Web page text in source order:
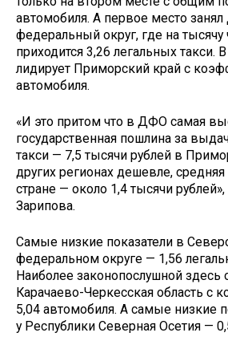
автомобиля. А первое место
федеральный округ, где на тысячу
приходится 3,26 легальных такси.
лидирует Приморский край с
автомобиля.
«И это притом что в ДФО самая
государственная пошлина за
такси — 7,5 тысячи рублей в
других регионах дешевле,
стране — около 1,4 тысячи
Зарипова.
Самые низкие показатели в
федеральном округе — 1,56
Наиболее законопослушной здесь
Карачаево-Черкесская область с
5,04 автомобиля. А самые низкие
у Республики Северная Осетия —